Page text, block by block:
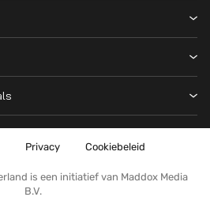
is een initiatief van Maddox Media
B.V.
Privacy Cookiebeleid